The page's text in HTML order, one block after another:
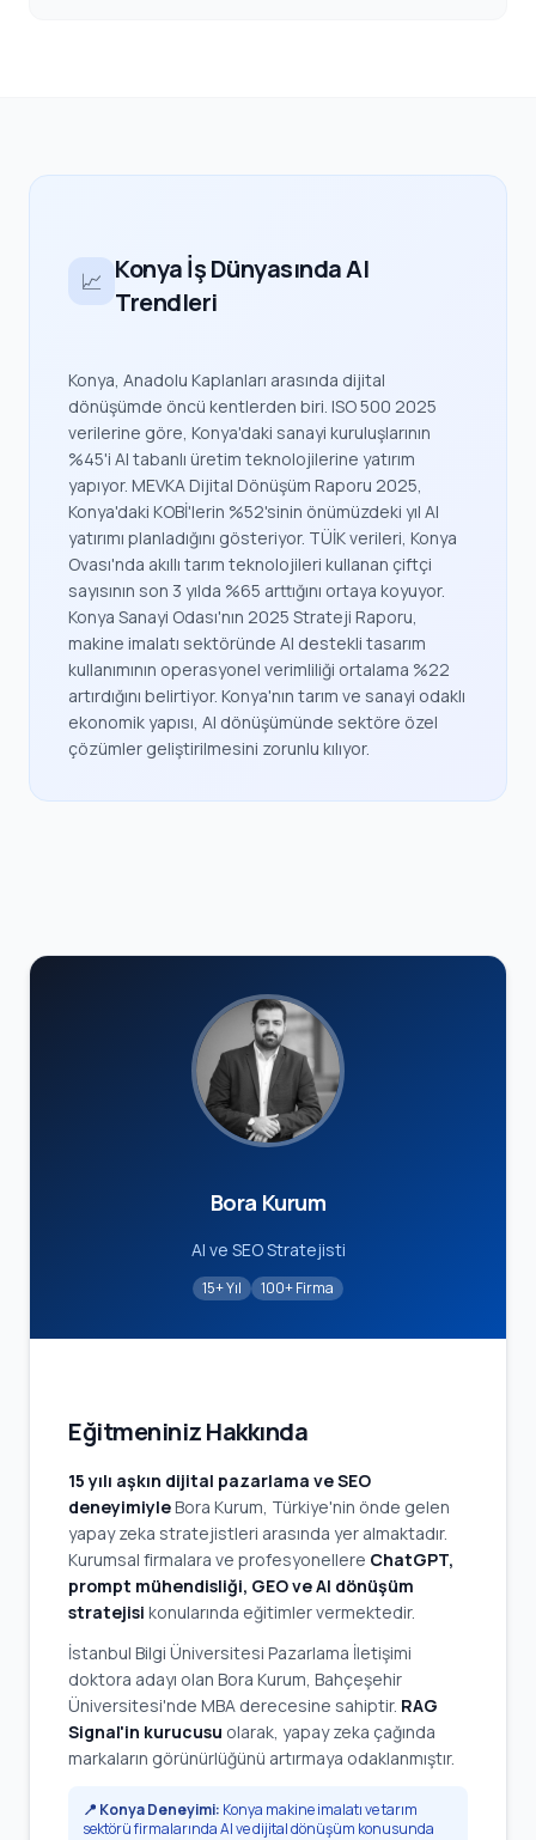
📈 Konya İş Dünyasında AI
Trendleri
Konya, Anadolu Kaplanları arasında dijital
dönüşümde öncü kentlerden biri. ISO 500 2025
verilerine göre, Konya'daki sanayi kuruluşlarının
%45'i AI tabanlı üretim teknolojilerine yatırım
yapıyor. MEVKA Dijital Dönüşüm Raporu 2025,
Konya'daki KOBİ'lerin %52'sinin önümüzdeki yıl AI
yatırımı planladığını gösteriyor. TÜİK verileri, Konya
Ovası'nda akıllı tarım teknolojileri kullanan çiftçi
sayısının son 3 yılda %65 arttığını ortaya koyuyor.
Konya Sanayi Odası'nın 2025 Strateji Raporu,
makine imalatı sektöründe AI destekli tasarım
kullanımının operasyonel verimliliği ortalama %22
artırdığını belirtiyor. Konya'nın tarım ve sanayi odaklı
ekonomik yapısı, AI dönüşümünde sektöre özel
çözümler geliştirilmesini zorunlu kılıyor.
Bora Kurum
AI ve SEO Stratejisti
15+ Yıl 100+ Firma
Eğitmeniniz Hakkında
15 yılı aşkın dijital pazarlama ve SEO
deneyimiyleBora Kurum, Türkiye'nin önde gelen
yapay zeka stratejistleri arasında yer almaktadır.
Kurumsal firmalara ve profesyonellere ChatGPT,
prompt mühendisliği, GEO ve AI dönüşüm
stratejisi konularında eğitimler vermektedir.
İstanbul Bilgi Üniversitesi Pazarlama İletişimi
doktora adayı olan Bora Kurum, Bahçeşehir
Üniversitesi'nde MBA derecesine sahiptir. RAG
Signal'in kurucusu olarak, yapay zeka çağında
markaların görünürlüğünü artırmaya odaklanmıştır.
📍 Konya Deneyimi: Konya makine imalatı ve tarım
sektörü firmalarında AI ve dijital dönüşüm konusunda